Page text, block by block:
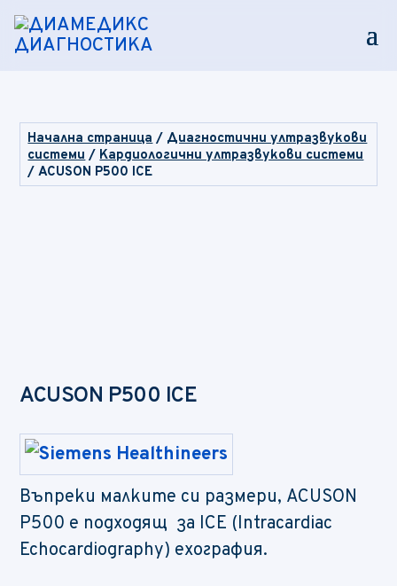
Начална страница/ Диагностични ултразвукови
системи/Кардиологични ултразвукови системи
/ ACUSON P500 ICE
ACUSON P500 ICE
Въпреки малките си размери, ACUSON
P500 е подходящ за ICE (Intracardiac
Echocardiography) ехография.